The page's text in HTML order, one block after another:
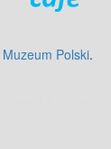
Muzeum Polski.